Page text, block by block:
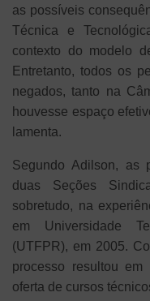
as possíveis
Técnica e
contexto do modelo
Entretanto, todos os
negados, tanto na
houvesse espaço
lamenta.
Segundo Adilson, as
duas Seções
sobretudo, na
em Universidade
(UTFPR), em 2005.
processo resultou em
oferta de cursos